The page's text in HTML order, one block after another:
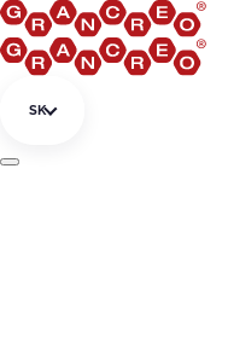
Preskočiť na obsah
SK